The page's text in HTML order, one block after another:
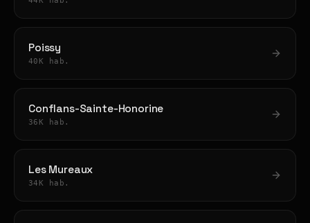
Poissy
40K hab.
Conflans-Sainte-Honorine
36K hab.
Les Mureaux
34K hab.